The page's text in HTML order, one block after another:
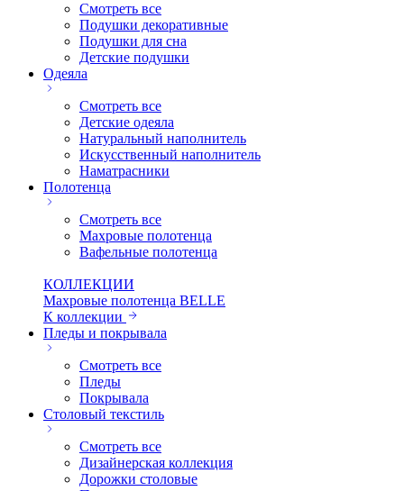
Смотреть все
Подушки декоративные
Подушки для сна
Детские подушки
Одеяла
Смотреть все
Детские одеяла
Натуральный наполнитель
Искуcственный наполнитель
Наматрасники
Полотенца
Смотреть все
Махровые полотенца
Вафельные полотенца
КОЛЛЕКЦИИ
Махровые полотенца BELLE
К коллекции
Пледы и покрывала
Смотреть все
Пледы
Покрывала
Столовый текстиль
Смотреть все
Дизайнерская коллекция
Дорожки столовые